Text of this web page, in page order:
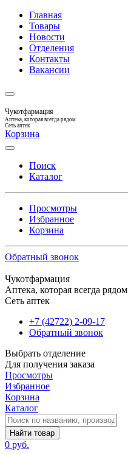
Главная
Товары
Новости
Отделения
Контакты
Вакансии
Чукотфармация
Аптека, которая всегда рядом
Сеть аптек
Корзина
Поиск
Каталог
Просмотры
Избранное
Корзина
Обратный звонок
Чукотфармация
Аптека, которая всегда рядом
Сеть аптек
+7 (42722) 2-09-17
Обратный звонок
Выбрать отделение
Для получения заказа
Просмотры
Избранное
Корзина
Каталог
Найти товар
0 руб.